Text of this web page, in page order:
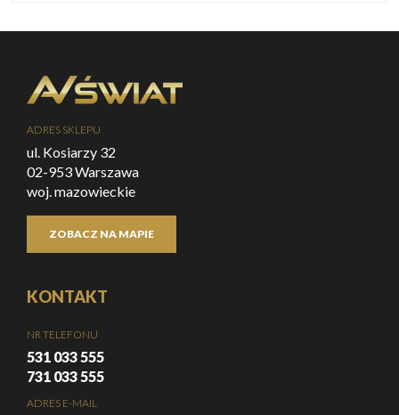
ADRES SKLEPU
ul. Kosiarzy 32
02-953 Warszawa
woj. mazowieckie
ZOBACZ NA MAPIE
KONTAKT
NR TELEFONU
531 033 555
731 033 555
ADRES E-MAIL